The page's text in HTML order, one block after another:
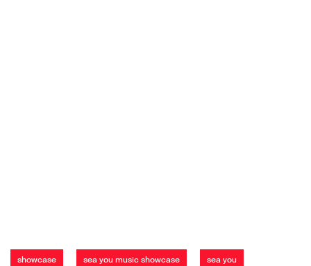
showcase sea you music showcase sea you